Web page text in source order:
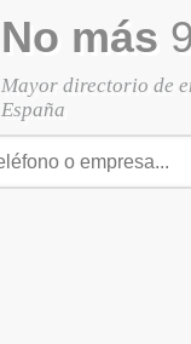
No más
Mayor directorio de
España